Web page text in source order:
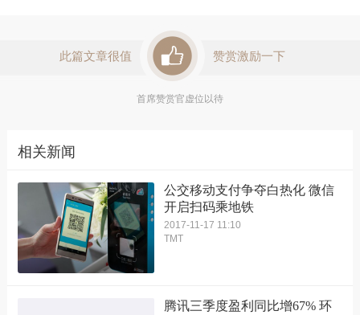
此篇文章很值 赞赏激励一下
首席赞赏官虚位以待
相关新闻
公交移动支付争夺白热化 微信
开启扫码乘地铁
2017-11-17 11:10
TMT
腾讯三季度盈利同比增67% 环